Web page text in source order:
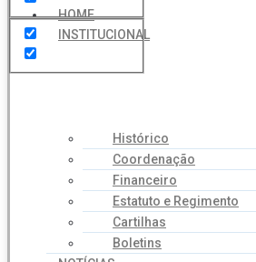
HOME
INSTITUCIONAL
Histórico
Coordenação
Financeiro
Estatuto e Regimento
Cartilhas
Boletins